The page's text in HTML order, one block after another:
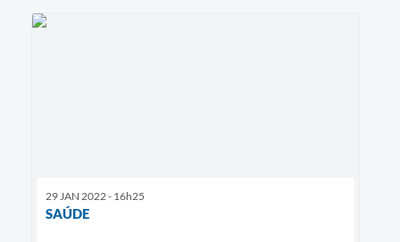
29 JAN 2022 - 16h25
SAÚDE